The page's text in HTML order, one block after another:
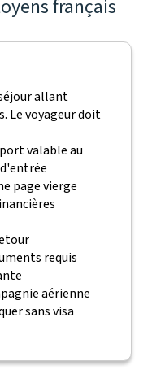
français
allant
Le voyageur doit
valable au
page vierge
requis
aérienne
sans visa